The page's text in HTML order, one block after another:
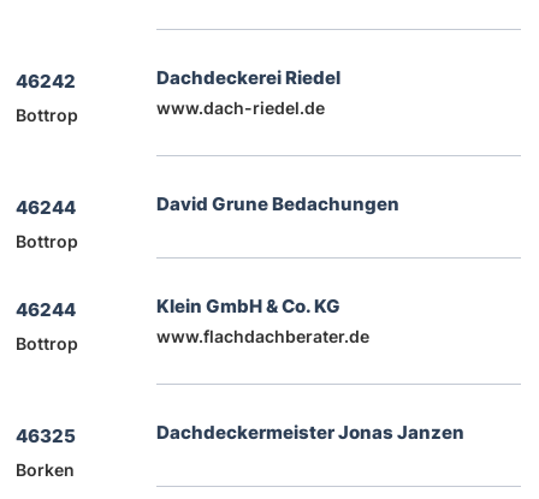
46242
Bottrop
Dachdeckerei Riedel
www.dach-riedel.de
46244
Bottrop
David Grune Bedachungen
46244
Bottrop
Klein GmbH & Co. KG
www.flachdachberater.de
46325
Borken
Dachdeckermeister Jonas Janzen